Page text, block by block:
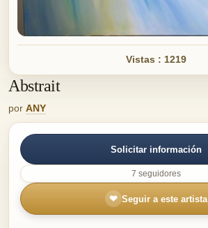
Vistas : 1219
Abstrait
por ANY
Solicitar información
7 seguidores
❤ Seguir a este artista